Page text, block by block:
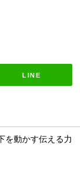
LINE
を動かす伝える力